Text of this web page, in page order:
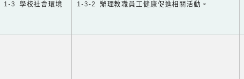
1-3 學校社會環境 1-3-2 辦理教職員工健康促進相關活動。